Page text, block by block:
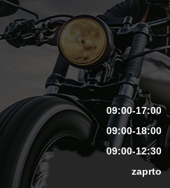
09:00-17:00
09:00-18:00
09:00-12:30
zaprto